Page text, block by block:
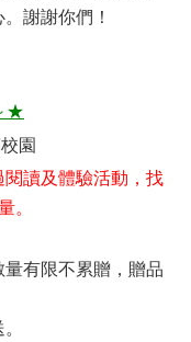
謝謝你們！
★
園
讀及體驗活動，找
。
有限不累贈，贈品